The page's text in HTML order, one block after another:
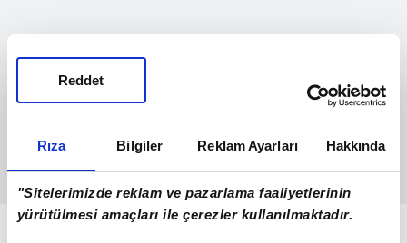
Rıza Bilgiler Reklam Ayarları Hakkında
"Sitelerimizde reklam ve pazarlama faaliyetlerinin
yürütülmesi amaçları ile çerezler kullanılmaktadır.
Reddet
Milletimizin huzuru, birlik ve beraberliği için